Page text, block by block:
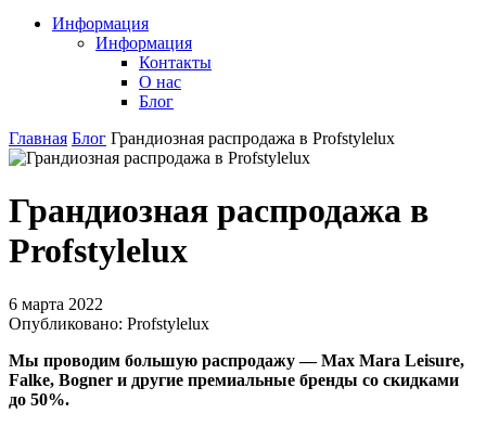
Информация
Информация
Контакты
О нас
Блог
Главная Блог Грандиозная распродажа в Profstylelux
Грандиозная распродажа в
Profstylelux
6 марта 2022
Опубликовано: Profstylelux
Мы проводим большую распродажу — Max Mara Leisure,
Falke, Bogner и другие премиальные бренды со скидками
до 50%.